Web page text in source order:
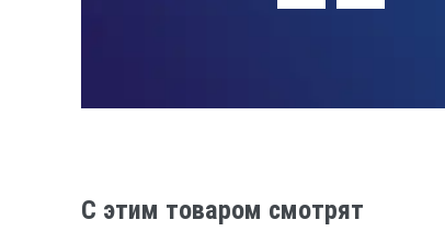
C этим товаром смотрят